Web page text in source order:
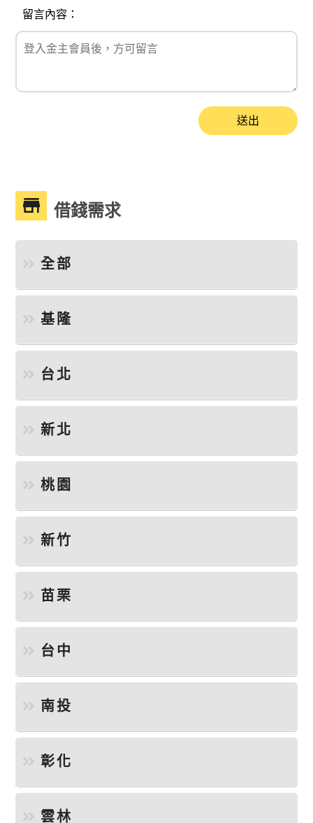
留言內容：
送出
借錢需求
全部
基隆
台北
新北
桃園
新竹
苗栗
台中
南投
彰化
雲林